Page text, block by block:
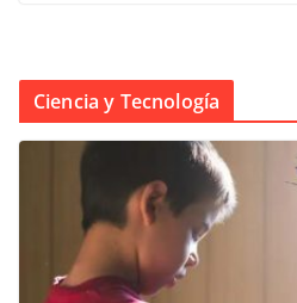
Ciencia y Tecnología